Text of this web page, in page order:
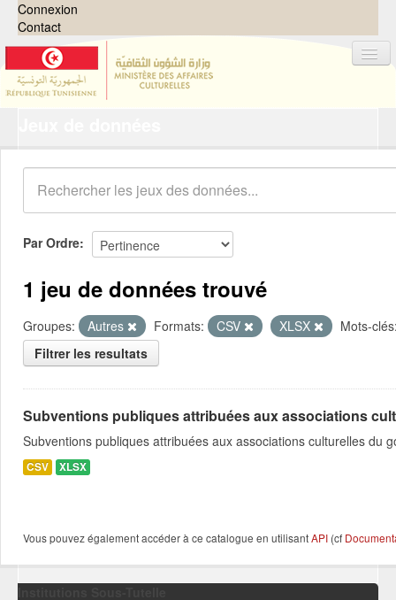
Connexion
Contact
Organisations
Groupes
Demandes 0
À propos
Par Ordre
1 jeu de données trouvé
Groupes: Autres Formats: CSV XLSX
Mots-
Filtrer les resultats
Subventions publiques attribuées aux associations
Subventions publiques attribuées aux associations culturelles du
CSV XLSX
Vous pouvez également accéder à ce catalogue en utilisantAPI (cf